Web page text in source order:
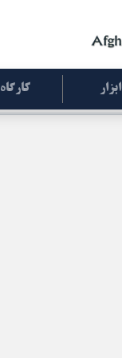
ابزار کارگاه